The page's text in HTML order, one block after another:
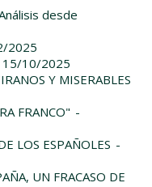
desde
2025
15/10/2025
Y MISERABLES
FRANCO" -
LOS ESPAÑOLES -
UN FRACASO DE